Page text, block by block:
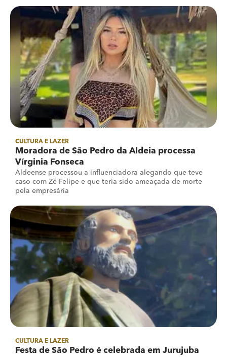
CULTURA E LAZER
Moradora de São Pedro da Aldeia processa
Vírginia Fonseca
Aldeense processou a influenciadora alegando que teve
caso com Zé Felipe e que teria sido ameaçada de morte
pela empresária
CULTURA E LAZER
Festa de São Pedro é celebrada em Jurujuba